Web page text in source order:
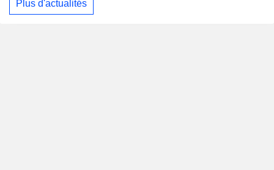
Plus d'actualités